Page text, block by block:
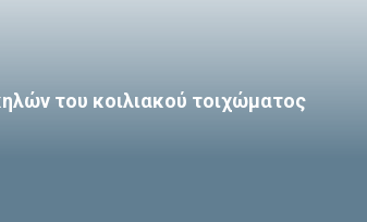
του κοιλιακού τοιχώματος